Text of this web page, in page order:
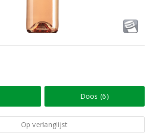
Doos (6)
Op verlanglijst